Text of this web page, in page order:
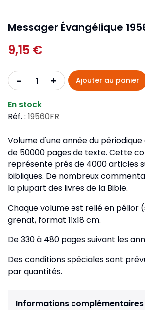
Messager Évangélique
9,15 €
- + Ajouter au panier
En stock
Réf. : 19560FR
Volume d'une année du
de 50000 pages de texte. Cette
représente prés de 4000 articles
bibliques. De nombreux
la plupart des livres de la Bible.
Chaque volume est relié en pélior
grenat, format 11x18 cm.
De 330 à 480 pages suivant les
Des conditions spéciales sont
par quantités.
Informations complémentaires